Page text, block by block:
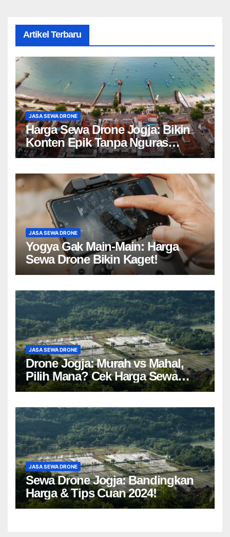
Artikel Terbaru
JASA SEWA DRONE
Harga Sewa Drone Jogja: Bikin
Konten Epik Tanpa Nguras
Kantong?
JASA SEWA DRONE
Yogya Gak Main-Main: Harga
Sewa Drone Bikin Kaget!
JASA SEWA DRONE
Drone Jogja: Murah vs Mahal,
Pilih Mana? Cek Harga Sewa
Drone Yogyakarta!
JASA SEWA DRONE
Sewa Drone Jogja: Bandingkan
Harga & Tips Cuan 2024!